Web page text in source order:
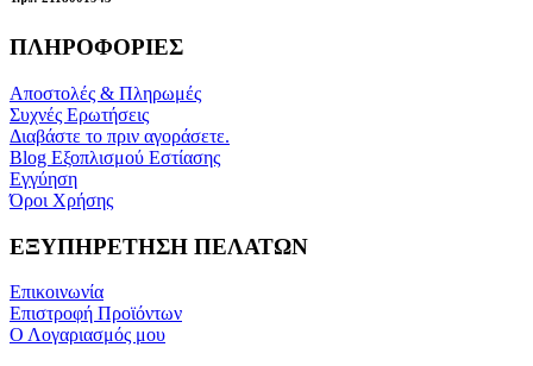
ΠΛΗΡΟΦΟΡΙΕΣ
Αποστολές & Πληρωμές
Συχνές Ερωτήσεις
Διαβάστε το πριν αγοράσετε.
Blog Εξοπλισμού Εστίασης
Εγγύηση
Όροι Χρήσης
ΕΞΥΠΗΡΕΤΗΣΗ ΠΕΛΑΤΩΝ
Επικοινωνία
Επιστροφή Προϊόντων
Ο Λογαριασμός μου